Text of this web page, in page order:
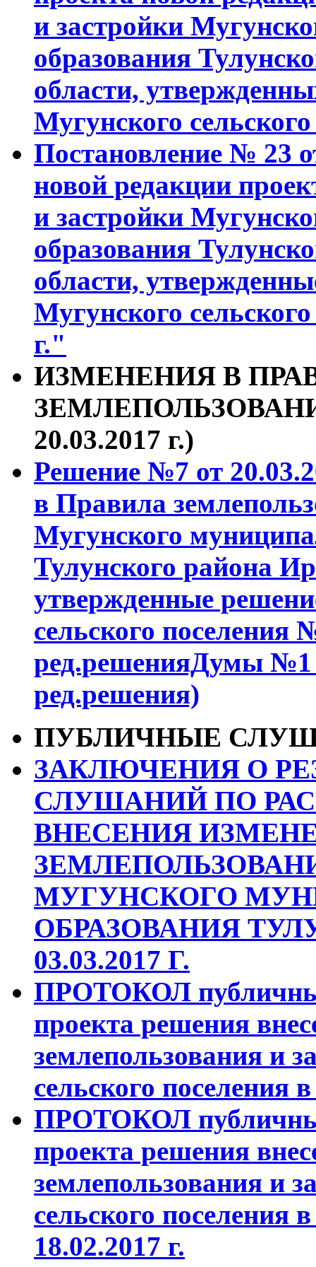
и застройки
образования
области,
Мугунского
Постановление № 23
новой редакции
и застройки
образования
области,
Мугунского
г."
ИЗМЕНЕНИЯ В
20.03.2017 г.)
Решение №7 от
в Правила
Мугунского
Тулунского района
утвержденные
сельского поселения
ред.решенияДумы №1
ред.решения)
ПУБЛИЧНЫЕ
ЗАКЛЮЧЕНИЯ О
СЛУШАНИЙ ПО
ВНЕСЕНИЯ
МУГУНСКОГО
ОБРАЗОВАНИЯ
03.03.2017 Г.
ПРОТОКОЛ
проекта решения
землепользования и
сельского поселения
ПРОТОКОЛ
проекта решения
землепользования и
сельского поселения
18.02.2017 г.